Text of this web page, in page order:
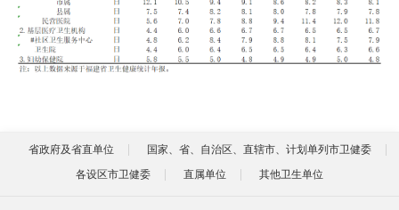
省政府及省直单位
国家、省、自治区、直辖市、计划单列市卫健委
各设区市卫健委
直属单位 其他卫生单位